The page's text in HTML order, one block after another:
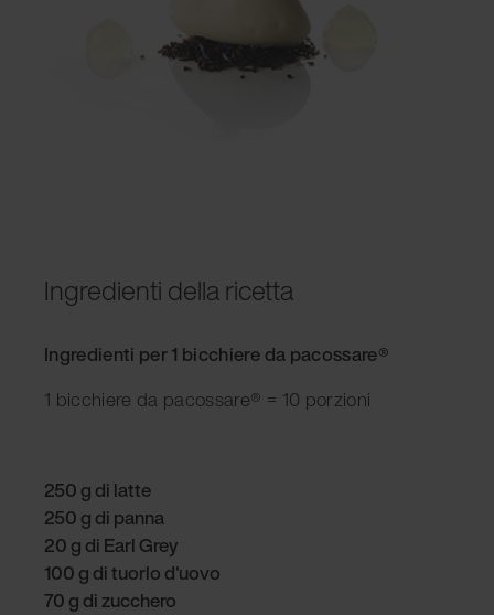
Ingredienti della ricetta
Ingredienti per 1 bicchiere da pacossare®
1 bicchiere da pacossare® = 10 porzioni
250 g di latte
250 g di panna
20 g di Earl Grey
100 g di tuorlo d'uovo
70 g di zucchero